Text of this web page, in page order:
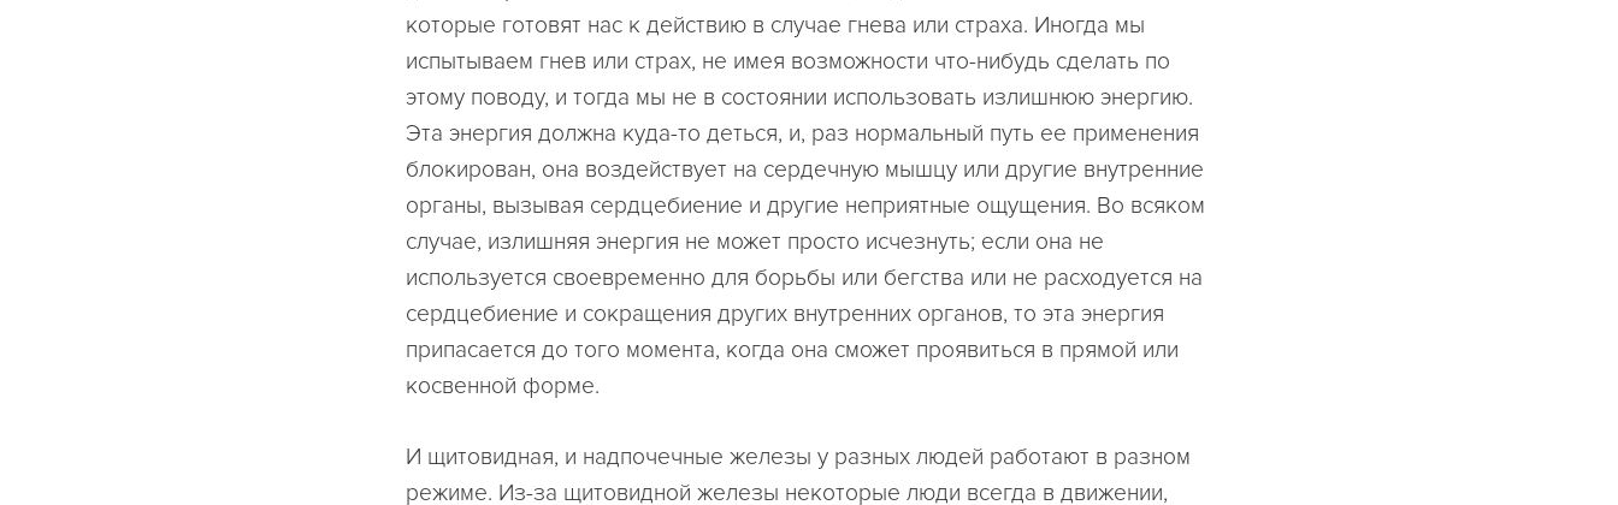
которые готовят нас к действию в случае гнева или страха. Иногда мы
испытываем гнев или страх, не имея возможности что-нибудь сделать по
этому поводу, и тогда мы не в состоянии использовать излишнюю энергию.
Эта энергия должна куда-то деться, и, раз нормальный путь ее применения
блокирован, она воздействует на сердечную мышцу или другие внутренние
органы, вызывая сердцебиение и другие неприятные ощущения. Во всяком
случае, излишняя энергия не может просто исчезнуть; если она не
используется своевременно для борьбы или бегства или не расходуется на
сердцебиение и сокращения других внутренних органов, то эта энергия
припасается до того момента, когда она сможет проявиться в прямой или
косвенной форме.
И щитовидная, и надпочечные железы у разных людей работают в разном
режиме. Из-за щитовидной железы некоторые люди всегда в движении,